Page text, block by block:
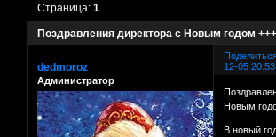
Поздравления директора с Новым годом +++
Страница:1
12-05
dedmoroz
Администратор
Новым
В новый